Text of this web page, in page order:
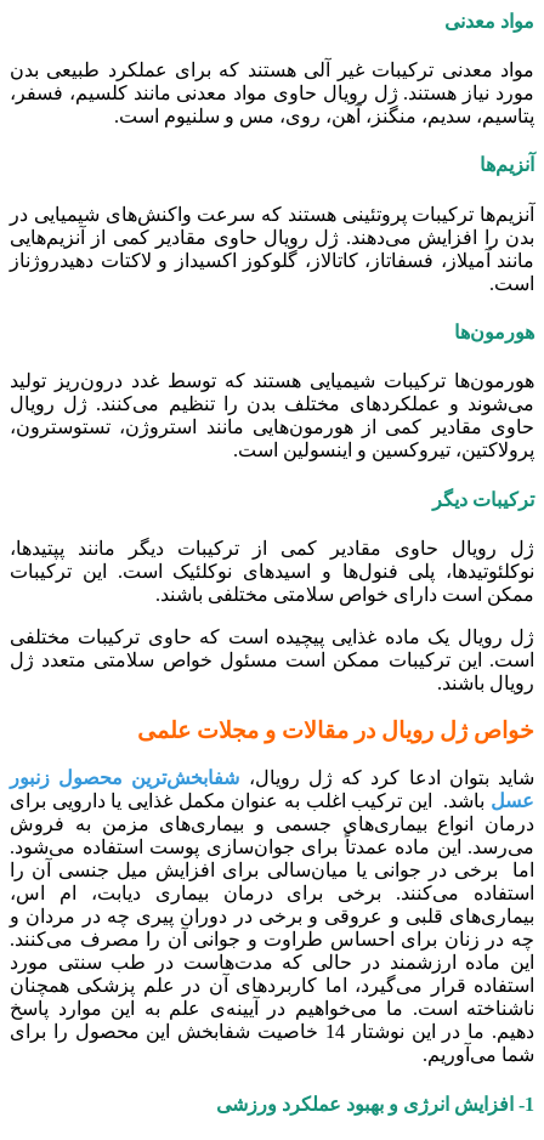
مواد معدنی
مواد معدنی ترکیبات غیر آلی هستند که برای عملکرد طبیعی بدن
مورد نیاز هستند. ژل رویال حاوی مواد معدنی مانند کلسیم، فسفر،
پتاسیم، سدیم، منگنز، آهن، روی، مس و سلنیوم است.
آنزیم‌ها
آنزیم‌ها ترکیبات پروتئینی هستند که سرعت واکنش‌های شیمیایی در
بدن را افزایش می‌دهند. ژل رویال حاوی مقادیر کمی از آنزیم‌هایی
مانند آمیلاز، فسفاتاز، کاتالاز، گلوکوز اکسیداز و لاکتات دهیدروژناز
است.
هورمون‌ها
هورمون‌ها ترکیبات شیمیایی هستند که توسط غدد درون‌ریز تولید
می‌شوند و عملکردهای مختلف بدن را تنظیم می‌کنند. ژل رویال
حاوی مقادیر کمی از هورمون‌هایی مانند استروژن، تستوسترون،
پرولاکتین، تیروکسین و اینسولین است.
ترکیبات دیگر
ژل رویال حاوی مقادیر کمی از ترکیبات دیگر مانند پپتیدها،
نوکلئوتیدها، پلی فنول‌ها و اسیدهای نوکلئیک است. این ترکیبات
ممکن است دارای خواص سلامتی مختلفی باشند.
ژل رویال یک ماده غذایی پیچیده است که حاوی ترکیبات مختلفی
است. این ترکیبات ممکن است مسئول خواص سلامتی متعدد ژل
رویال باشند.
خواص ژل رویال در مقالات و مجلات علمی
شاید بتوان ادعا کرد که ژل رویال، شفابخش‌ترین محصول زنبور
عسل باشد. این ترکیب اغلب به عنوان مکمل غذایی یا دارویی برای
درمان انواع بیماری‌های جسمی و بیماری‌های مزمن به فروش
می‌رسد. این ماده عمدتاً برای جوان‌سازی پوست استفاده می‌شود.
اما برخی در جوانی یا میان‌سالی برای افزایش میل جنسی آن را
استفاده می‌کنند. برخی برای درمان بیماری دیابت، ام اس،
بیماری‌های قلبی و عروقی و برخی در دوران پیری چه در مردان و
چه در زنان برای احساس طراوت و جوانی آن را مصرف می‌کنند.
این ماده ارزشمند در حالی که مدت‌هاست در طب سنتی مورد
استفاده قرار می‌گیرد، اما کاربردهای آن در علم پزشکی همچنان
ناشناخته است. ما می‌خواهیم در آیینه‌ی علم به این موارد پاسخ
دهیم. ما در این نوشتار 14 خاصیت شفابخش این محصول را برای
شما می‌آوریم.
1- افزایش انرژی و بهبود عملکرد ورزشی